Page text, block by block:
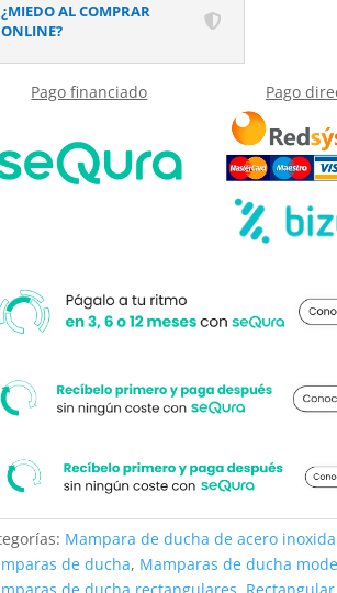
¿MIEDO AL COMPRAR
ONLINE?
Pago financiado Pago
Mampara de ducha de acero
de ducha, Mamparas de ducha